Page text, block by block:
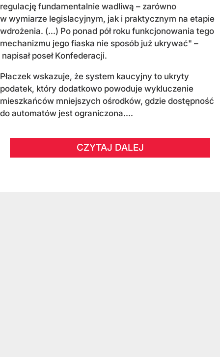
regulację fundamentalnie wadliwą – zarówno
w wymiarze legislacyjnym, jak i praktycznym na etapie
wdrożenia. (...) Po ponad pół roku funkcjonowania tego
mechanizmu jego fiaska nie sposób już ukrywać" –
napisał poseł Konfederacji.
Płaczek wskazuje, że system kaucyjny to ukryty
podatek, który dodatkowo powoduje wykluczenie
mieszkańców mniejszych ośrodków, gdzie dostępność
do automatów jest ograniczona....
CZYTAJ DALEJ